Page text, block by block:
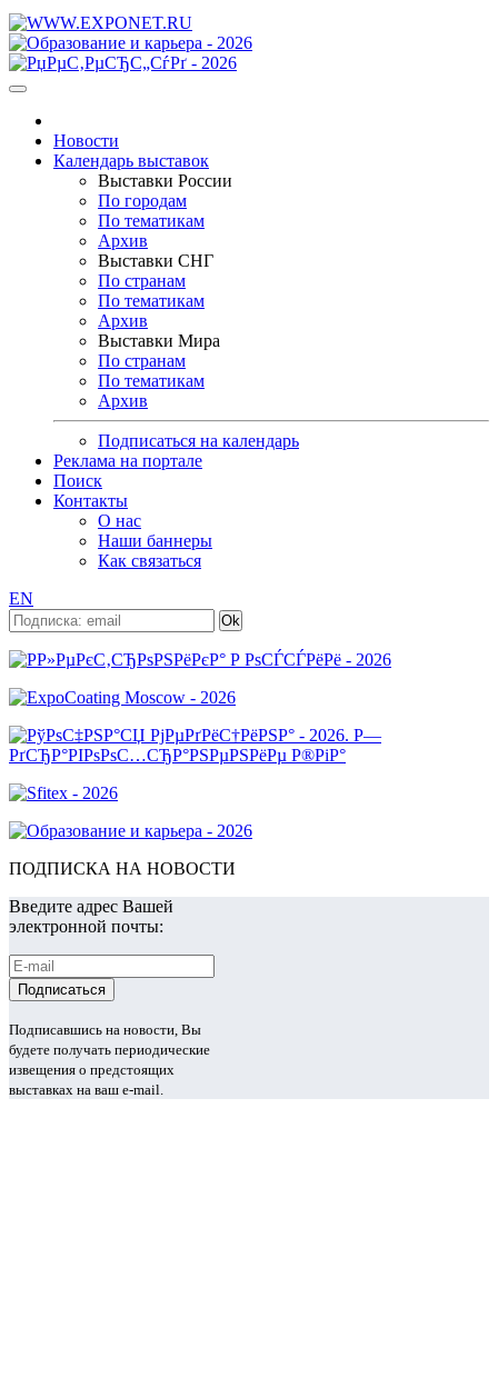
Новости
Календарь выставок
Выставки России
По городам
По тематикам
Архив
Выставки СНГ
По странам
По тематикам
Архив
Выставки Мира
По странам
По тематикам
Архив
Подписаться на календарь
Реклама на портале
Поиск
Контакты
О нас
Наши баннеры
Как связаться
EN
ПОДПИСКА НА НОВОСТИ
Введите адрес Вашей
электронной почты:
Подписавшись на новости, Вы
будете получать периодические
извещения о предстоящих
выставках на ваш e-mail.